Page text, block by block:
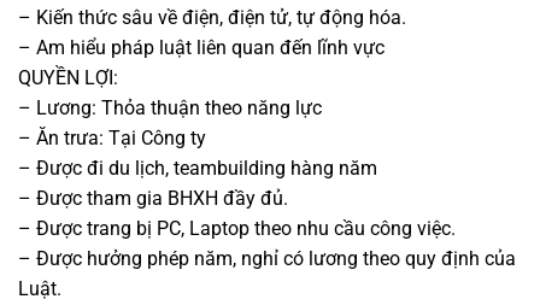
– Kiến thức sâu về điện, điện tử, tự động hóa.
– Am hiểu pháp luật liên quan đến lĩnh vực
QUYỀN LỢI:
– Lương: Thỏa thuận theo năng lực
– Ăn trưa: Tại Công ty
– Được đi du lịch, teambuilding hàng năm
– Được tham gia BHXH đầy đủ.
– Được trang bị PC, Laptop theo nhu cầu công việc.
– Được hưởng phép năm, nghỉ có lương theo quy định của
Luật.